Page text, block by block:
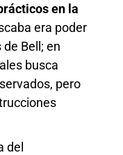
en la
era poder
Bell; en
busca
pero
del